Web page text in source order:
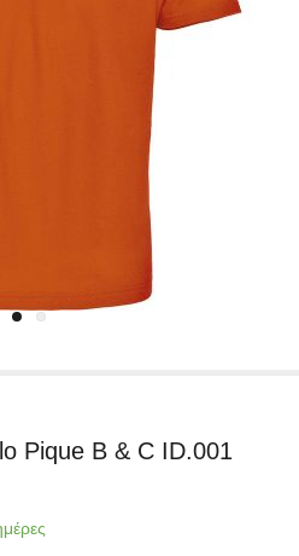
Pique B & C ID.001